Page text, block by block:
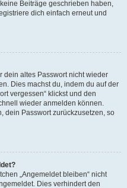
Beiträge geschrieben haben,
dich einfach erneut und
dein altes Passwort nicht wieder
Dies machst du, indem du auf der
vergessen“ klickst und den
wieder anmelden können.
dein Passwort zurückzusetzen, so
„Angemeldet bleiben“ nicht
Dies verhindert den